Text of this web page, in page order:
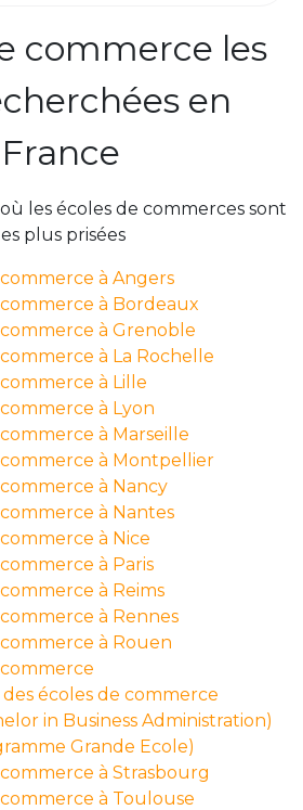
commerce les
en
France
les écoles de commerces sont
les plus prisées
à Angers
à Bordeaux
à Grenoble
à La Rochelle
à Lille
à Lyon
à Marseille
à Montpellier
à Nancy
à Nantes
à Nice
à Paris
à Reims
à Rennes
à Rouen
écoles de commerce
in Business Administration)
Grande Ecole)
à Strasbourg
à Toulouse